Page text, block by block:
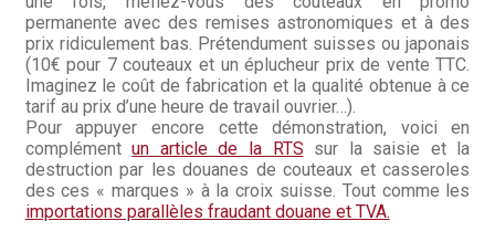
Questions-Réponses?
Revendeurs
Revue de presse
Téléchargements
permanente avec des remises astronomiques et à des
prix ridiculement bas. Prétendument suisses ou japonais
(10€ pour 7 couteaux et un éplucheur prix de vente TTC.
Imaginez le coût de fabrication et la qualité obtenue à ce
tarif au prix d’une heure de travail ouvrier…).
Pour appuyer encore cette démonstration, voici en
complémentun article de la RTS sur la saisie et la
destruction par les douanes de couteaux et casseroles
des ces « marques » à la croix suisse. Tout comme les
importations parallèles fraudant douane et TVA.